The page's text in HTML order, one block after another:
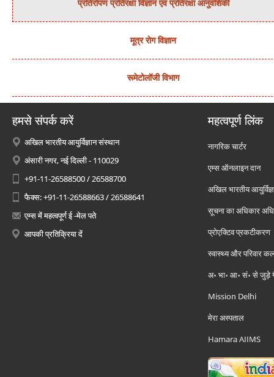
प्रतिरोपण प्रतिरक्षा विज्ञान एवं प्रतिरक्षा आनुवंशिकी
मूत्र रोग विज्ञान
रूमेटोलॉजी विभाग
हमसे संपर्क करें
अखिल भारतीय आयुर्विज्ञान संस्थान
अंसारी नगर, नई दिल्ली - 110029
+91-11-26588500 / 26588700
फैक्स: +91-11-26588663 / 26588641
एम्स में महत्वपूर्ण ई -मेल पते
आपकी प्रतिक्रिया दें
महत्वपूर्ण लिंक
नागरिक चार्टर
एम्स ऑनलाइन दान
अखिल भारतीय
सूचना का अधिकार
प्रोएक्टिव प्रकटीकरण
स्वास्थ्य और परिवार
अ॰ भा॰ आ॰ सं॰ से जुड़े
Mission Delhi
मेरा अस्पताल
Hamara AIIMS